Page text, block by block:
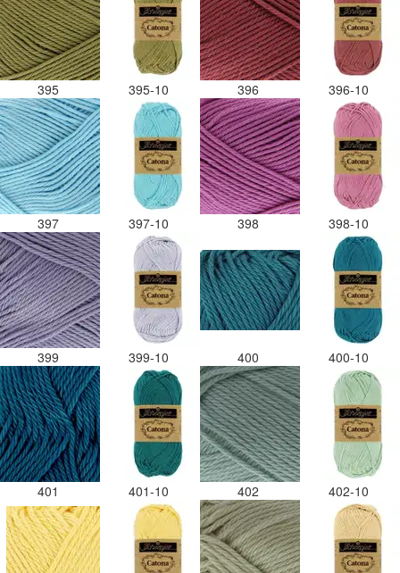
395 395-10 396 396-10
397 397-10 398 398-10
399 399-10 400 400-10
401 401-10 402 402-10